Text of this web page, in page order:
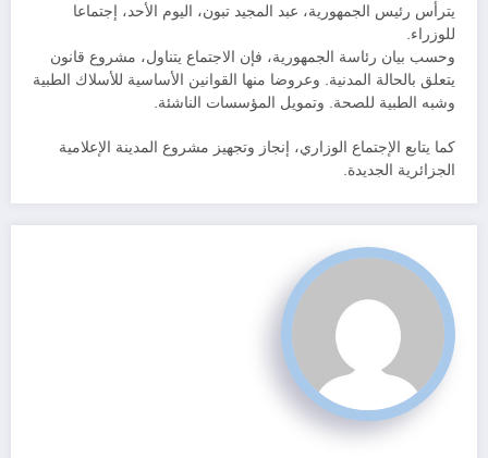
يترأس رئيس الجمهورية، عبد المجيد تبون، اليوم الأحد، إجتماعا
للوزراء.
وحسب بيان رئاسة الجمهورية، فإن الاجتماع يتناول، مشروع قانون
يتعلق بالحالة المدنية. وعروضا منها القوانين الأساسية للأسلاك الطبية
وشبه الطبية للصحة. وتمويل المؤسسات الناشئة.
كما يتابع الإجتماع الوزاري، إنجاز وتجهيز مشروع المدينة الإعلامية
الجزائرية الجديدة.